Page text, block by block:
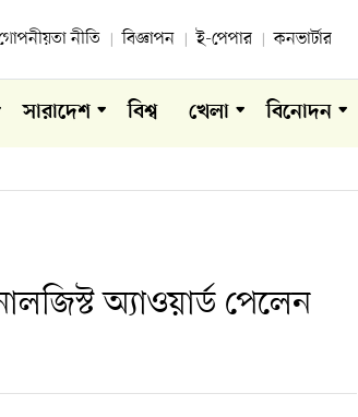
নীতি বিজ্ঞাপন ই-পেপার কনভার্টার
সারাদেশ বিশ্ব খেলা বিনোদন
অ্যাওয়ার্ড পেলেন